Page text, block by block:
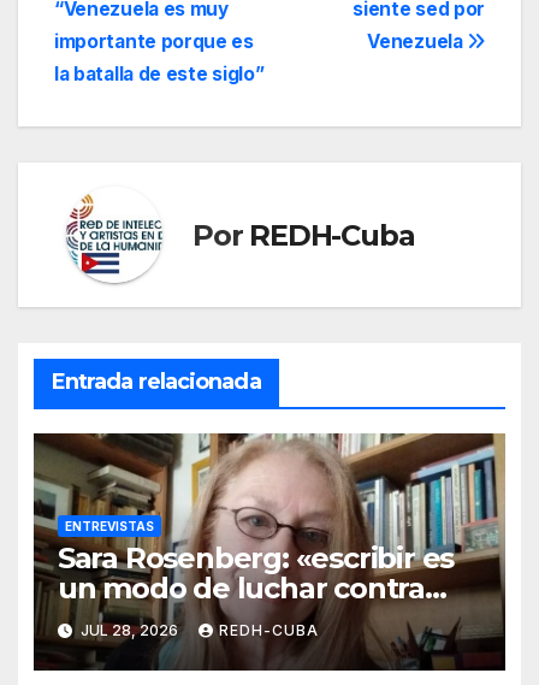
Moncada es el
canciller de la
República Bolivariana
de Venezuela. El…
de
entradas
siente sed por
Venezuela
“Venezuela es muy
importante porque es
la batalla de este siglo”
Por REDH-Cuba
Entrada relacionada
ENTREVISTAS
Sara Rosenberg: «escribir es
un modo de luchar contra
todo intento de
deshumanización»
JUL 28, 2026 REDH-CUBA